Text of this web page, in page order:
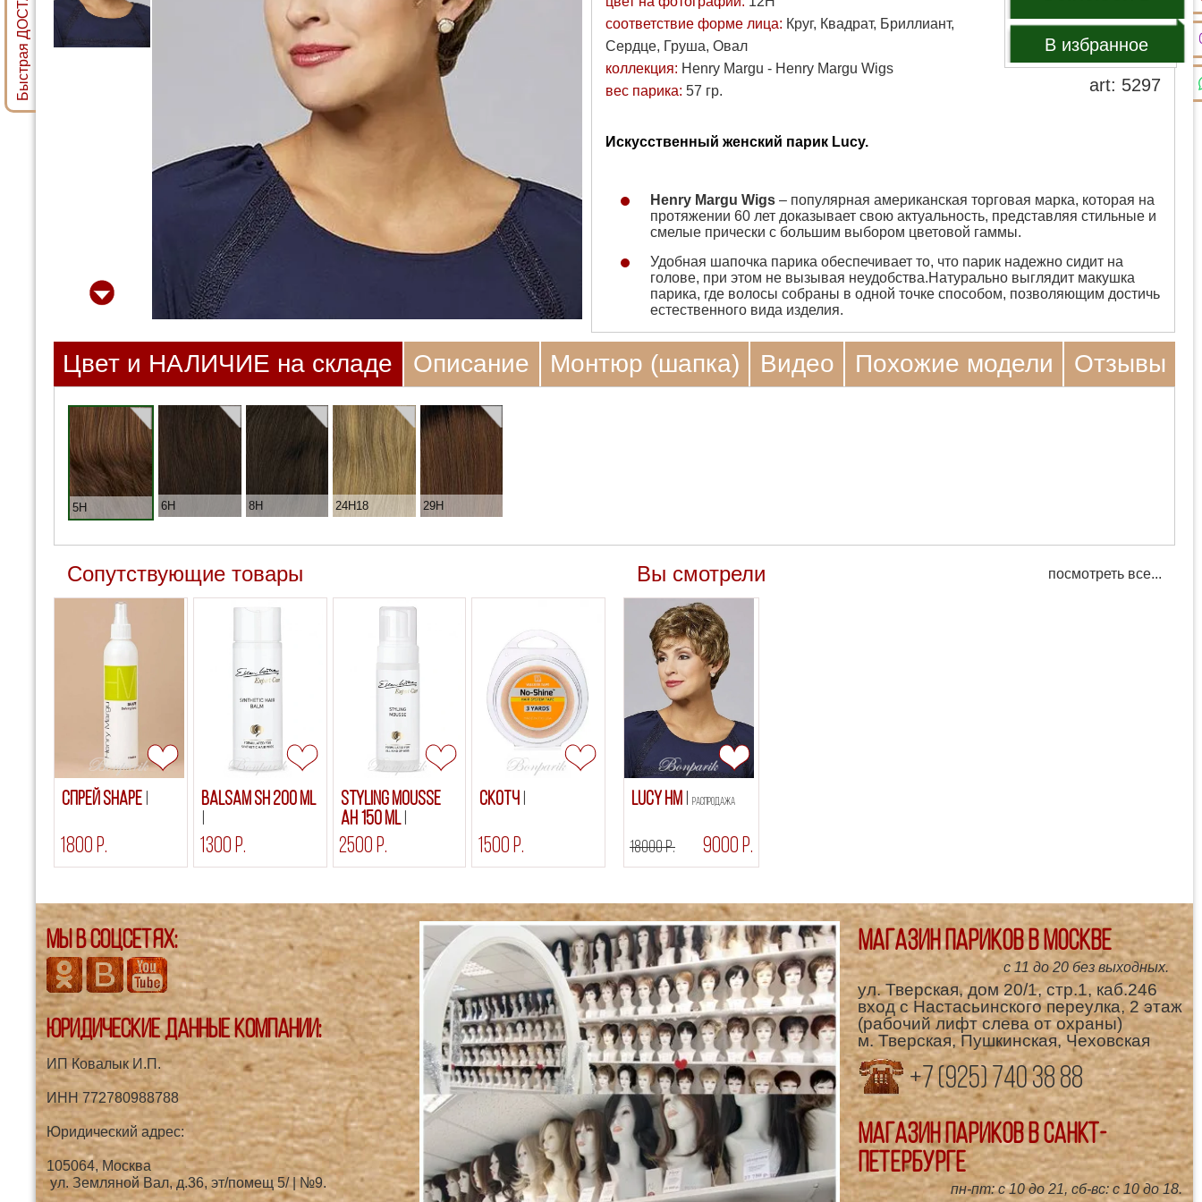
соответствие форме лица: Круг, Квадрат, Бриллиант,
Сердце, Груша, Овал
коллекция: Henry Margu - Henry Margu Wigs
вес парика: 57 гр.
В избранное
art: 5297
Искусственный женский парик Lucy.
Henry Margu Wigs– популярная американская торговая марка, которая на
протяжении 60 лет доказывает свою актуальность, представляя стильные и
смелые прически с большим выбором цветовой гаммы.
Удобная шапочка парика обеспечивает то, что парик надежно сидит на
голове, при этом не вызывая неудобства.Натурально выглядит макушка
парика, где волосы собраны в одной точке способом, позволяющим достичь
естественного вида изделия.
Цвет и НАЛИЧИЕ на складе Описание Монтюр (шапка) Видео Похожие модели Отзывы
5H 6H 8H 24H18 29H
Сопутствующие товары
Спрей SHAPE
1800 р.
Balsam SH 200 ml
1300 р.
Styling Mousse
AH 150 ml
2500 р.
Скотч
1500 р.
Вы смотрели посмотреть все...
Lucy HM РАСПРОДАЖА
18000 р. 9000 р.
Мы в соцсетях:
Юридические данные компании:
ИП Ковалык И.П.
ИНН 772780988788
Юридический адрес:
105064, Москва
ул. Земляной Вал, д.36, эт/помещ 5/ | №9.
Магазин париков в Москве
с 11 до 20 без выходных.
ул. Тверская, дом 20/1, стр.1, каб.246
вход с Настасьинского переулка, 2 этаж
(рабочий лифт слева от охраны)
м. Тверская, Пушкинская, Чеховская
+7 (925) 740 38 88
Магазин париков в Санкт-
Петербурге
пн-пт: с 10 до 21, сб-вс: с 10 до 18.